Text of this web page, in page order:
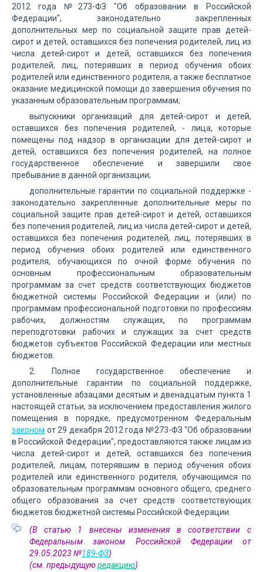
2012 года №273-ФЗ "Об образовании в Российской
Федерации", законодательно закрепленных
дополнительных мер по социальной защите прав детей-
сирот и детей, оставшихся без попечения родителей, лиц из
числа детей-сирот и детей, оставшихся без попечения
родителей, лиц, потерявших в период обучения обоих
родителей или единственного родителя, а также бесплатное
оказание медицинской помощи до завершения обучения по
указанным образовательным программам;
выпускники организаций для детей-сирот и детей,
оставшихся без попечения родителей, - лица, которые
помещены под надзор в организации для детей-сирот и
детей, оставшихся без попечения родителей, на полное
государственное обеспечение и завершили свое
пребывание в данной организации;
дополнительные гарантии по социальной поддержке -
законодательно закрепленные дополнительные меры по
социальной защите прав детей-сирот и детей, оставшихся
без попечения родителей, лиц из числа детей-сирот и детей,
оставшихся без попечения родителей, лиц, потерявших в
период обучения обоих родителей или единственного
родителя, обучающихся по очной форме обучения по
основным профессиональным образовательным
программам за счет средств соответствующих бюджетов
бюджетной системы Российской Федерации и (или) по
программам профессиональной подготовки по профессиям
рабочих, должностям служащих, по программам
переподготовки рабочих и служащих за счет средств
бюджетов субъектов Российской Федерации или местных
бюджетов.
2. Полное государственное обеспечение и
дополнительные гарантии по социальной поддержке,
установленные абзацами десятым и двенадцатым пункта 1
настоящей статьи, за исключением предоставления жилого
помещения в порядке, предусмотренном Федеральным
законом от 29 декабря 2012 года №273-ФЗ "Об образовании
в Российской Федерации", предоставляются также лицам из
числа детей-сирот и детей, оставшихся без попечения
родителей, лицам, потерявшим в период обучения обоих
родителей или единственного родителя, обучающимся по
образовательным программам основного общего, среднего
общего образования за счет средств соответствующих
бюджетов бюджетной системы Российской Федерации.
(В статью 1 внесены изменения в соответствии с
Федеральным законом Российской Федерации от
29.05.2023 №189-ФЗ)
(см. предыдущуюредакцию)